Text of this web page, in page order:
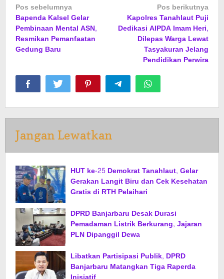
Navigasi
pos
Pos sebelumnya
Bapenda Kalsel Gelar
Pembinaan Mental ASN,
Resmikan Pemanfaatan
Gedung Baru
Pos berikutnya
Kapolres Tanahlaut Puji
Dedikasi AIPDA Imam Heri,
Dilepas Warga Lewat
Tasyakuran Jelang
Pendidikan Perwira
Jangan Lewatkan
HUT ke-25 Demokrat Tanahlaut, Gelar
Gerakan Langit Biru dan Cek Kesehatan
Gratis di RTH Pelaihari
DPRD Banjarbaru Desak Durasi
Pemadaman Listrik Berkurang, Jajaran
PLN Dipanggil Dewa
Libatkan Partisipasi Publik, DPRD
Banjarbaru Matangkan Tiga Raperda